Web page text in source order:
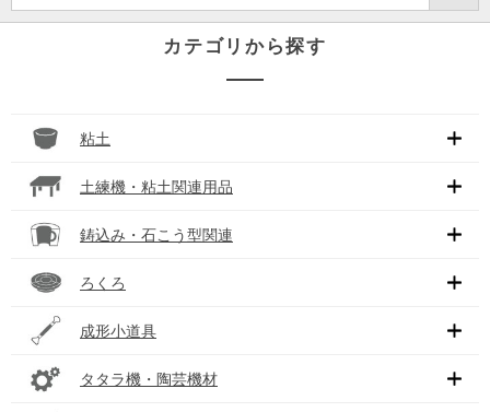
カテゴリから探す
粘土
土練機・粘土関連用品
鋳込み・石こう型関連
ろくろ
成形小道具
タタラ機・陶芸機材